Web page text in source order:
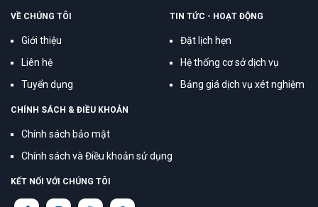
VỀ CHÚNG TÔI
Giới thiệu
Liên hệ
Tuyển dụng
TIN TỨC - HOẠT ĐỘNG
Đặt lịch hẹn
Hệ thống cơ sở dịch vụ
Bảng giá dịch vụ xét nghiệm
CHÍNH SÁCH & ĐIỀU KHOẢN
Chính sách bảo mật
Chính sách và Điều khoản sử dụng
KẾT NỐI VỚI CHÚNG TÔI